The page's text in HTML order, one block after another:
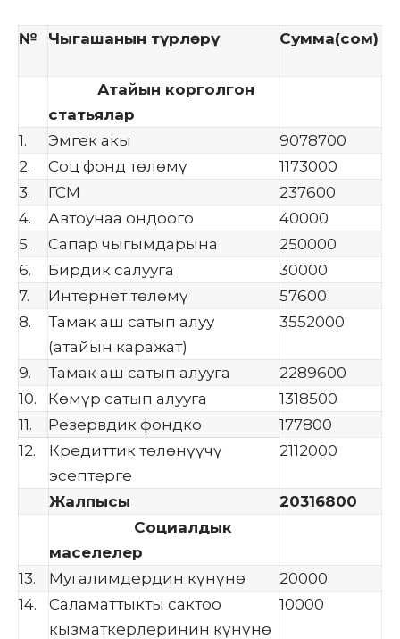
№ Чыгашанын түрлөрү Сумма(сом)
Атайын корголгон
статьялар
1.
Эмгек акы
9078700
2.
Соц фонд төлөмү
1173000
3.
ГСМ
237600
4.
Автоунаа ондоого
40000
5.
Сапар чыгымдарына
250000
6.
Бирдик салууга
30000
7.
Интернет төлөмү
57600
8.
Тамак аш сатып алуу
(атайын каражат)
3552000
9. Тамак аш сатып алууга
2289600
10.
Көмүр сатып алууга
1318500
11.
Резервдик фондко
177800
12.
Кредиттик төлөнүүчү
эсептерге
2112000
Жалпысы
20316800
Социалдык
маселелер
13.
Мугалимдердин күнүнө
20000
14.
Саламаттыкты сактоо
кызматкерлеринин күнүнө
10000